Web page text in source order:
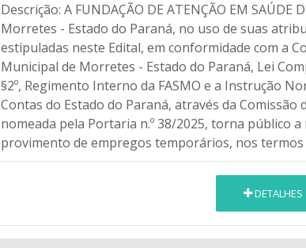
Descrição: A FUNDAÇÃO DE ATENÇÃO EM SAÚDE
Morretes - Estado do Paraná, no uso de suas
estipuladas neste Edital, em conformidade com a
Municipal de Morretes - Estado do Paraná, Lei
§2º, Regimento Interno da FASMO e a Instrução
Contas do Estado do Paraná, através da Comissão
nomeada pela Portaria n.º 38/2025, torna público
provimento de empregos temporários, nos termos
DETALHES